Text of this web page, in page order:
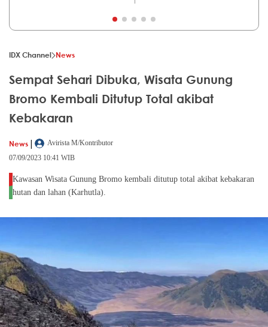
IDX Channel News
Sempat Sehari Dibuka, Wisata Gunung
Bromo Kembali Ditutup Total akibat
Kebakaran
News |
Avirista M/Kontributor
07/09/2023 10:41 WIB
Kawasan Wisata Gunung Bromo kembali ditutup total akibat kebakaran
hutan dan lahan (Karhutla).